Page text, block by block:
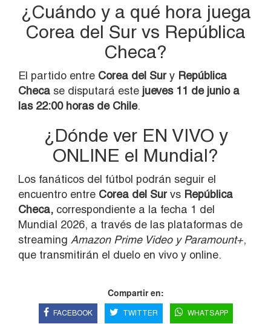
¿Cuándo y a qué hora juega
Corea del Sur vs República
Checa?
El partido entre Corea del Sury República
Checa se disputará este jueves 11 de junio a
las 22:00 horas de Chile.
¿Dónde ver EN VIVO y
ONLINE el Mundial?
Los fanáticos del fútbol podrán seguir el
encuentro entre Corea del Survs República
Checa, correspondiente a la fecha 1 del
Mundial 2026, a través de las plataformas de
streaming Amazon Prime Video y Paramount+,
que transmitirán el duelo en vivo y online.
Compartir en:
FACEBOOK TWITTER WHATSAPP